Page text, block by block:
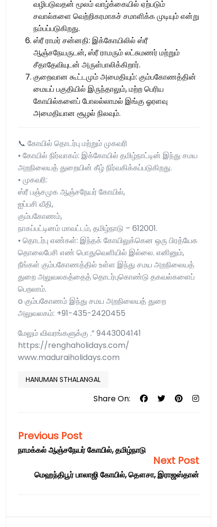
வழிபடுவதன் மூலம் வாழ்க்கையில் ஏற்படும்
சவால்களை வெற்றிகரமாகச் சமாளிக்க முடியும் என்று
நம்பப்படுகிறது.
ஸ்ரீ ராமர் சன்னதி: இக்கோயிலில் ஸ்ரீ
ஆஞ்சநேயருடன், ஸ்ரீ ராமரும் லட்சுமணர் மற்றும்
சீதாதேவியுடன் அருள்பாலிக்கிறார்.
குறைவான கூட்டமும் அமைதியும்: கும்பகோணத்தின்
மையப் பகுதியில் இருந்தாலும், மற்ற பெரிய
கோயில்களைப் போலல்லாமல் இங்கு ஓரளவு
அமைதியான சூழல் நிலவும்.
📞 கோயில் தொடர்பு மற்றும் முகவரி
• கோயில் நிர்வாகம்: இக்கோயில் தமிழ்நாட்டின் இந்து சமய
அறநிலையத் துறையின் கீழ் நிர்வகிக்கப்படுகிறது.
• முகவரி:
ஸ்ரீ பஞ்சமுக ஆஞ்சநேயர் கோயில்,
ஐப்பசி வீதி,
கும்பகோணம்,
நாகப்பட்டினம் மாவட்டம், தமிழ்நாடு – 612001.
• தொடர்பு எண்கள்: இந்தக் கோயிலுக்கென ஒரு பிரத்யேக
தொலைபேசி எண் பொதுவெளியில் இல்லை. எனினும்,
நீங்கள் கும்பகோணத்தில் உள்ள இந்து சமய அறநிலையத்
துறை அலுவலகத்தைத் தொடர்புகொண்டு தகவல்களைப்
பெறலாம்.
o கும்பகோணம் இந்து சமய அறநிலையத் துறை
அலுவலகம்: +91-435-2420455
மேலும் விவரங்களுக்கு .” 9443004141
https://renghaholidays.com/
www.maduraiholidays.com
HANUMAN STHALANGAL
Share On:
Previous Post
நாமக்கல் ஆஞ்சநேயர் கோயில், தமிழ்நாடு
Next Post
மெஹந்திபூர் பாலாஜி கோயில், தௌசா, இராஜஸ்தான்